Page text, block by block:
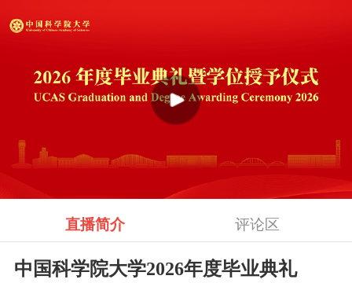
直播简介 评论区
中国科学院大学2026年度毕业典礼